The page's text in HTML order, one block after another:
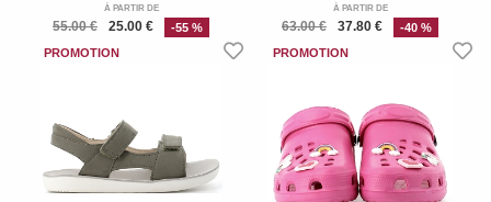
À PARTIR DE
55.00 € 25.00 € -55 %
À PARTIR DE
63.00 € 37.80 € -40 %